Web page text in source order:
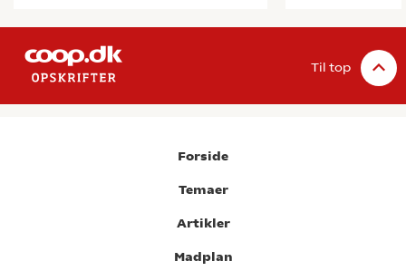
Til top
Forside
Temaer
Artikler
Madplan